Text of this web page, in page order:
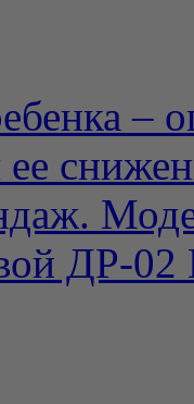
–
ДР-